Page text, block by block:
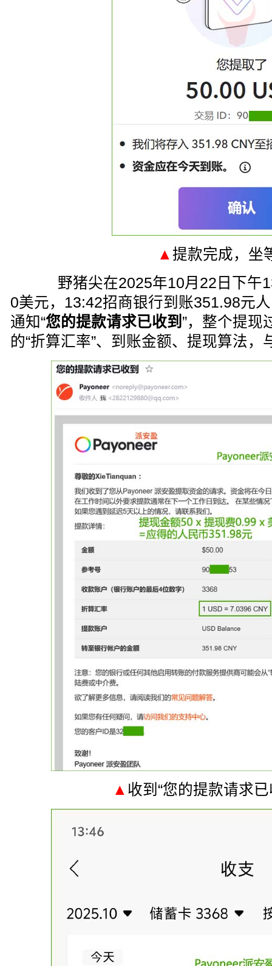
▲ 提款完成，坐
野猪尖在2025年10月22日下午
0美元，13:42招商银行到账351.98元
通知“您的提款请求已收到 ”，整个提现
的“折算汇率”、到账金额、提现算法，
▲ 收到“您的提款请求